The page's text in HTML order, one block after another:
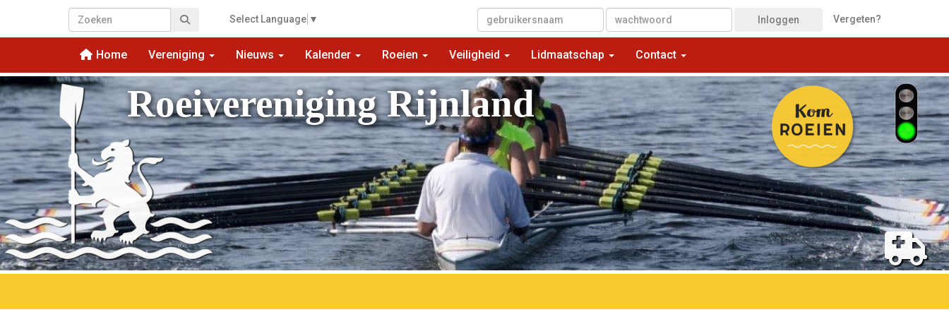
Select Language ▼ Inloggen Vergeten?
Home Vereniging Nieuws Kalender Roeien Veiligheid Lidmaatschap Contact
Roeivereniging Rijnland